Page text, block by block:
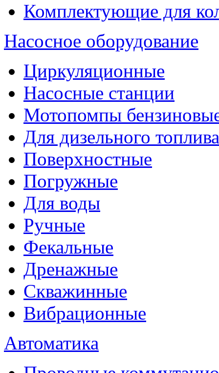
Комплектующие для
Насосное оборудование
Циркуляционные
Насосные станции
Мотопомпы
Для дизельного топлива
Поверхностные
Погружные
Для воды
Ручные
Фекальные
Дренажные
Скважинные
Вибрационные
Автоматика